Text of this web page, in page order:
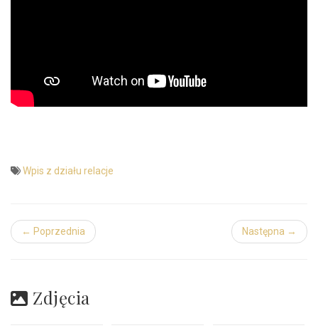
Wpis z działu relacje
← Poprzednia Następna →
Zdjęcia